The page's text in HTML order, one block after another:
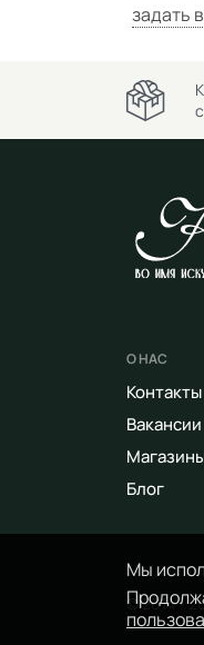
задать
Мы
О НАС
Контакты
Вакансии
Блог
© 2014 -